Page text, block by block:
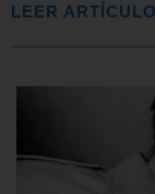
LEER